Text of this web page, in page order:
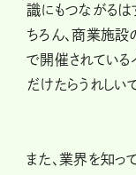
識にもつながるは
ちろん、商業施設
で開催されている
だけたらうれしい
また、業界を知っ